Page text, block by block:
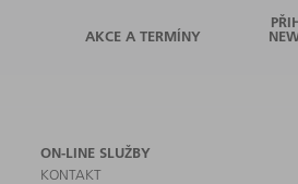
AKCE A TERMÍNY
ON-LINE SLUŽBY
KONTAKT